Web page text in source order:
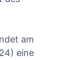
am
eine